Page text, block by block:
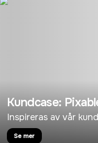
Kundcase:
Inspireras av vår
Se mer